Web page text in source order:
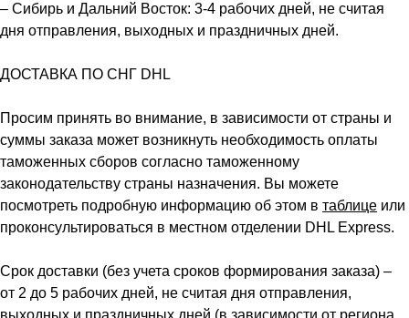
– Сибирь и Дальний Восток: 3-4 рабочих дней, не считая
дня отправления, выходных и праздничных дней.
ДОСТАВКА ПО СНГ DHL
Просим принять во внимание, в зависимости от страны и
суммы заказа может возникнуть необходимость оплаты
таможенных сборов согласно таможенному
законодательству страны назначения. Вы можете
посмотреть подробную информацию об этом в таблице или
проконсультироваться в местном отделении DHL Express.
Срок доставки (без учета сроков формирования заказа) –
от 2 до 5 рабочих дней, не считая дня отправления,